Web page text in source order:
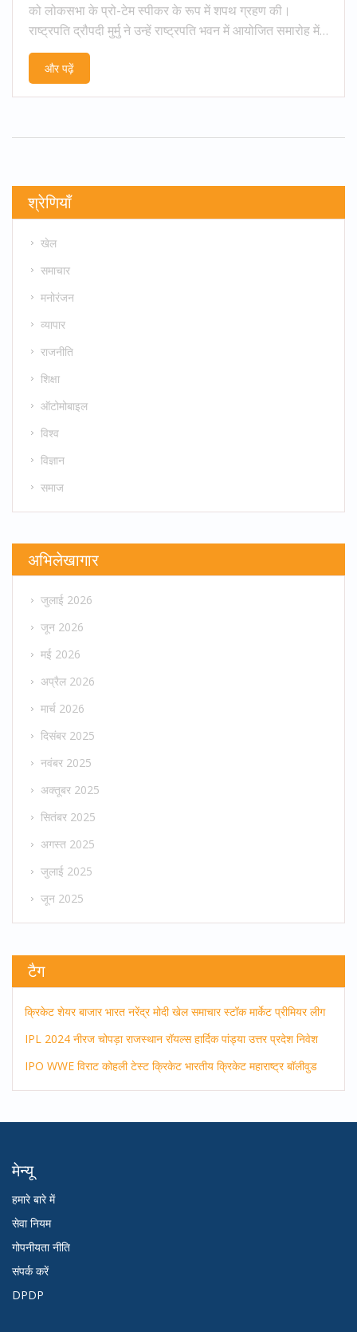
को लोकसभा के प्रो-टेम स्पीकर के रूप में शपथ ग्रहण की।
राष्ट्रपति द्रौपदी मुर्मु ने उन्हें राष्ट्रपति भवन में आयोजित समारोह में
शपथ दिलाई। महताब, जो ओडिशा के पहले मुख्यमंत्री हरेकृष्ण
महताब के बेटे हैं, सफ़लता से सात बार सांसद रह चुके हैं।
और पढ़ें
श्रेणियाँ
खेल
समाचार
मनोरंजन
व्यापार
राजनीति
शिक्षा
ऑटोमोबाइल
विश्व
विज्ञान
समाज
अभिलेखागार
जुलाई 2026
जून 2026
मई 2026
अप्रैल 2026
मार्च 2026
दिसंबर 2025
नवंबर 2025
अक्तूबर 2025
सितंबर 2025
अगस्त 2025
जुलाई 2025
जून 2025
टैग
क्रिकेट शेयर बाजार भारत नरेंद्र मोदी खेल समाचार स्टॉक मार्केट प्रीमियर लीग
IPL 2024 नीरज चोपड़ा राजस्थान रॉयल्स हार्दिक पांड्या उत्तर प्रदेश निवेश
IPO WWE विराट कोहली टेस्ट क्रिकेट भारतीय क्रिकेट महाराष्ट्र बॉलीवुड
मेन्यू
हमारे बारे में
सेवा नियम
गोपनीयता नीति
संपर्क करें
DPDP